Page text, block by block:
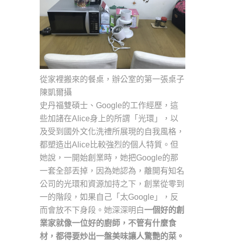
從家裡搬來的餐桌，辦公室的第一張桌子
陳凱爾攝
史丹福雙碩士、Google的工作經歷，這
些加諸在Alice身上的所謂「光環」，以
及受到國外文化洗禮所展現的自我風格，
都塑造出Alice比較強烈的個人特質。但
她說，一開始創業時，她把Google的那
一套全部丟掉，因為她認為，離開有知名
公司的光環和資源加持之下，創業從零到
一的階段，如果自己「太Google」，反
而會放不下身段。她深深明白一個好的創
業家就像一位好的廚師，不管有什麼食
材，都得要炒出一盤美味讓人驚艷的菜。